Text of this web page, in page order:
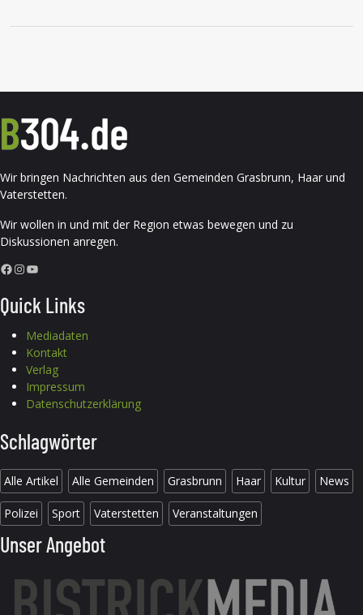
Wir bringen Nachrichten aus den Gemeinden Grasbrunn, Haar und
Vaterstetten.
Wir wollen in und mit der Region etwas bewegen und zu
Diskussionen anregen.
Facebook InstagramYouTube
Quick Links
Mediadaten
Kontakt
Verlag
Impressum
Datenschutzerklärung
Schlagwörter
Alle Artikel Alle Gemeinden Grasbrunn Haar Kultur News
Polizei Sport Vaterstetten Veranstaltungen
Unser Angebot